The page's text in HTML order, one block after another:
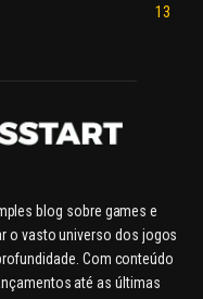
13
blog sobre games e
o vasto universo dos jogos
Com conteúdo
até as últimas